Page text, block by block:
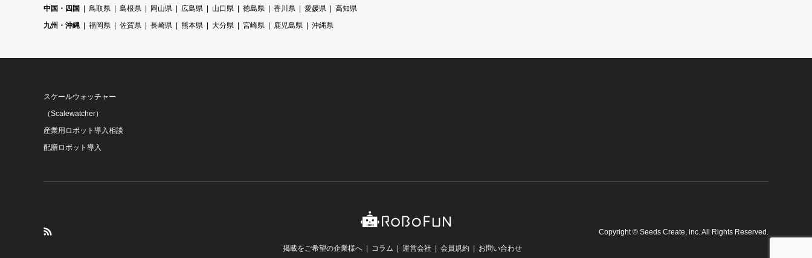
中国・四国
鳥取県 島根県 岡山県 広島県 山口県 徳島県 香川県 愛媛県
高知県
九州・沖縄
福岡県 佐賀県 長崎県 熊本県 大分県 宮崎県 鹿児島県 沖縄県
スケールウォッチャー
（Scalewatcher）
産業用ロボット導入相談
配膳ロボット導入
掲載をご希望の企業様へ コラム 運営会社 会員規約 お問い合わせ
Copyright © Seeds Create, inc . All Rights Reserved.